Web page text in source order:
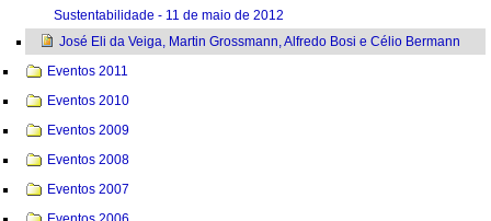
Sustentabilidade - 11 de maio de 2012
José Eli da Veiga, Martin Grossmann, Alfredo Bosi e Célio Bermann
Eventos 2011
Eventos 2010
Eventos 2009
Eventos 2008
Eventos 2007